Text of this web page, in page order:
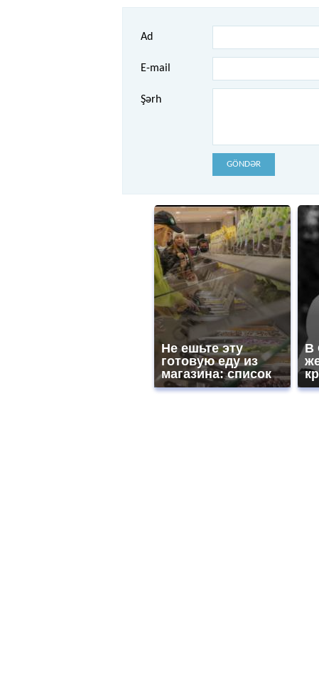
Ad
E-mail
Şərh
GÖNDƏR
Не ешьте эту
готовую еду из
магазина: список
В